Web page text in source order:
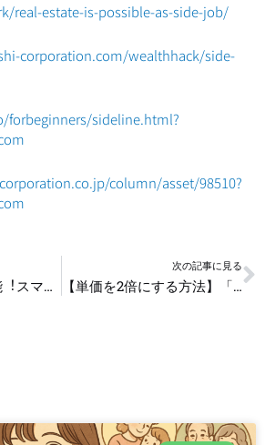
real-estate-is-possible-as-side-job/
corporation.com/wealthhack/side-
forbeginners/sideline.html?
column/asset/98510?
忙しい日々でも可能︕スマホで簡単に始める資産運用
次の記事に見る
【単価を2倍にする方法】「経営戦略」を知ればフリーランスの価値が上がる！